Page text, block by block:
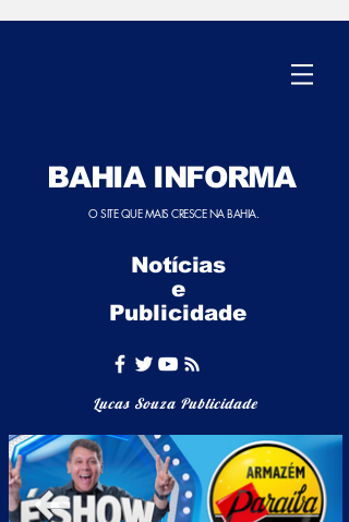
BAHIA INFORMA
O SITE QUE MAIS CRESCE NA BAHIA.
Notícias
e
Publicidade
Lucas Souza Publicidade